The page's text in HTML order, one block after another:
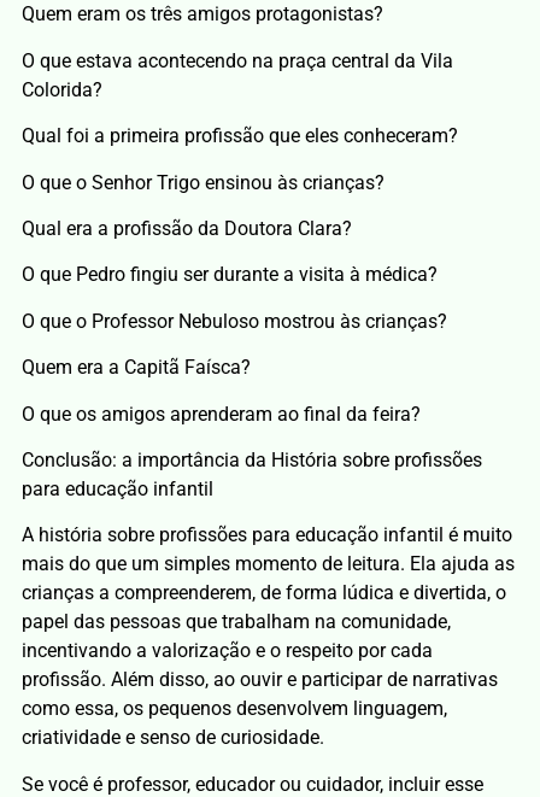
Quem eram os três amigos protagonistas?
O que estava acontecendo na praça central da Vila
Colorida?
Qual foi a primeira profissão que eles conheceram?
O que o Senhor Trigo ensinou às crianças?
Qual era a profissão da Doutora Clara?
O que Pedro fingiu ser durante a visita à médica?
O que o Professor Nebuloso mostrou às crianças?
Quem era a Capitã Faísca?
O que os amigos aprenderam ao final da feira?
Conclusão: a importância da História sobre profissões
para educação infantil
A história sobre profissões para educação infantil é muito
mais do que um simples momento de leitura. Ela ajuda as
crianças a compreenderem, de forma lúdica e divertida, o
papel das pessoas que trabalham na comunidade,
incentivando a valorização e o respeito por cada
profissão. Além disso, ao ouvir e participar de narrativas
como essa, os pequenos desenvolvem linguagem,
criatividade e senso de curiosidade.
Se você é professor, educador ou cuidador, incluir esse